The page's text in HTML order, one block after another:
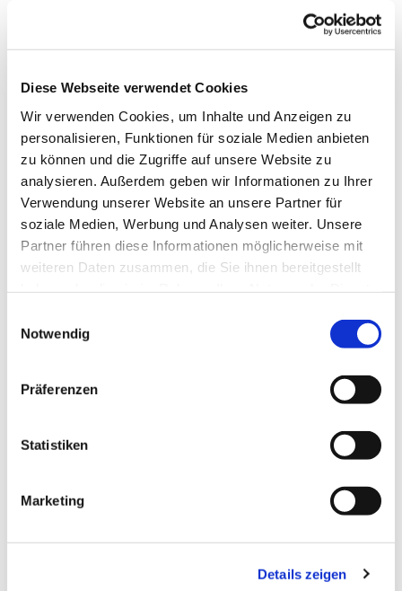
Diese Webseite verwendet Cookies
Wir verwenden Cookies, um Inhalte und Anzeigen zu
personalisieren, Funktionen für soziale Medien anbieten
zu können und die Zugriffe auf unsere Website zu
analysieren. Außerdem geben wir Informationen zu Ihrer
Verwendung unserer Website an unsere Partner für
soziale Medien, Werbung und Analysen weiter. Unsere
Partner führen diese Informationen möglicherweise mit
weiteren Daten zusammen, die Sie ihnen bereitgestellt
Notwendig
Präferenzen
Statistiken
Marketing
Details zeigen
Westkampstr. 7, 59597 Erwitte